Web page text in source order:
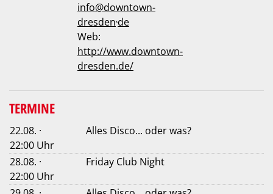
info@downtown-
dresden.de
Web:
http://www.downtown-
dresden.de/
TERMINE
22.08. ·
22:00 Uhr
Alles Disco... oder was?
28.08. ·
22:00 Uhr
Friday Club Night